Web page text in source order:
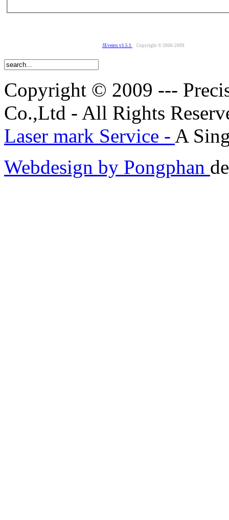
JEvents v1.5.1 Copyright © 2006-2009
Copyright © 2009 ---
Co.,Ltd - All Rights
Laser mark Service - A
Webdesign by Pongphan